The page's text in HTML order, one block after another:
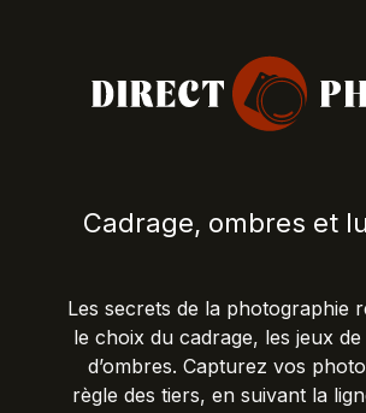
Cadrage, ombres et
Les secrets de la photographie
le choix du cadrage, les jeux
d’ombres. Capturez vos
règle des tiers, en suivant la